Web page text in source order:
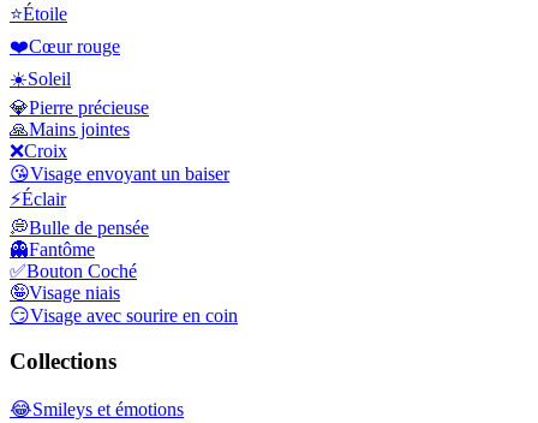
⭐Étoile
❤️Cœur rouge
☀️Soleil
💎Pierre précieuse
🙏Mains jointes
❌Croix
😘Visage envoyant un baiser
⚡Éclair
💭Bulle de pensée
👻Fantôme
✅Bouton Coché
🤪Visage niais
😏Visage avec sourire en coin
Collections
😂Smileys et émotions